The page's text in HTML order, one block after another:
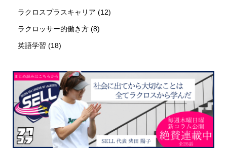
ラクロスプラスキャリア (12)
ラクロッサー的働き方 (8)
英語学習 (18)